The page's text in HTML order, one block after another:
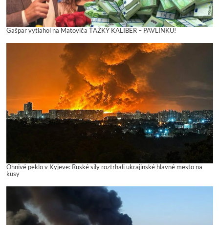
Gašpar vytiahol na Matoviča ŤAŽKÝ KALIBER – PAVLÍNKU!
Ohnivé peklo v Kyjeve: Ruské sily roztrhali ukrajinské hlavné mesto na
kusy